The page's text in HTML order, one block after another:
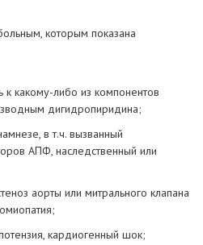
которым показана
к какому-либо из компонентов
дигидропиридина;
в т.ч. вызванный
АПФ, наследственный или
аорты или митрального клапана
кардиогенный шок;